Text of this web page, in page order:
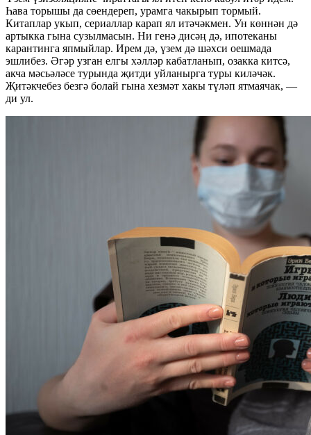
Һава торышы да сөендереп, урамга чакырып тормый.
Китаплар укып, сериаллар карап ял итәчәкмен. Ун көннән дә
артыкка гына сузылмасын. Ни генә дисәң дә, ипотеканы
карантинга япмыйлар. Ирем дә, үзем дә шәхси оешмада
эшлибез. Әгәр узган елгы хәлләр кабатланып, озакка китсә,
акча мәсьәләсе турында җитди уйланырга туры киләчәк.
Җитәкчебез безгә болай гына хезмәт хакы түләп ятмаячак, —
ди ул.